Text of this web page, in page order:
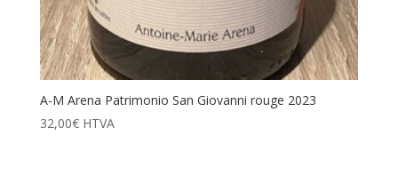
A-M Arena Patrimonio San Giovanni rouge 2023
32,00€ HTVA